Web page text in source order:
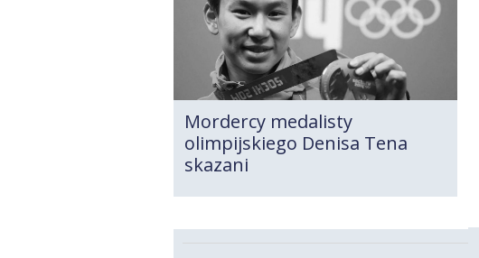
Mordercy medalisty
olimpijskiego Denisa Tena
skazani